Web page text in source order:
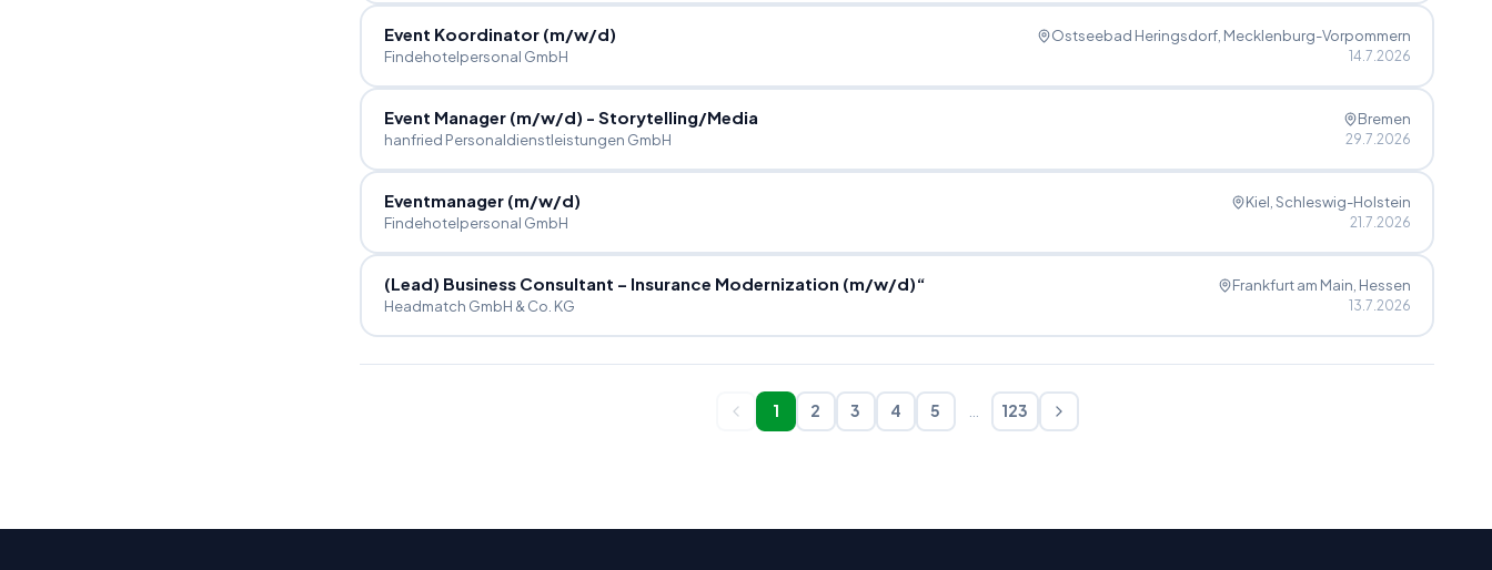
Event Koordinator (m/w/d)
Findehotelpersonal GmbH
Ostseebad Heringsdorf, Mecklenburg-Vorpommern
14.7.2026
Event Manager (m/w/d) - Storytelling/Media
hanfried Personaldienstleistungen GmbH
Bremen
29.7.2026
Eventmanager (m/w/d)
Findehotelpersonal GmbH
Kiel , Schleswig-Holstein
21.7.2026
(Lead) Business Consultant – Insurance Modernization (m/w/d)“
Headmatch GmbH & Co. KG
Frankfurt am Main , Hessen
13.7.2026
1 2 3 4 5 123